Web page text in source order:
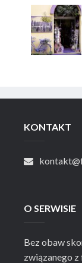
KONTAKT
O SERWISIE
Bez obaw
związanego z